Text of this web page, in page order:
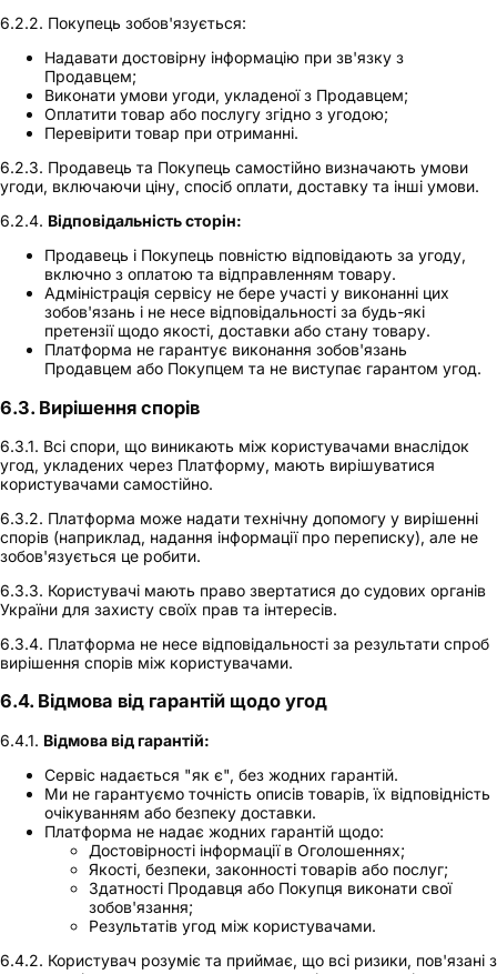
6.2.2. Покупець зобов'язується:
Надавати достовірну інформацію при зв'язку з
Продавцем;
Виконати умови угоди, укладеної з Продавцем;
Оплатити товар або послугу згідно з угодою;
Перевірити товар при отриманні.
6.2.3. Продавець та Покупець самостійно визначають умови
угоди, включаючи ціну, спосіб оплати, доставку та інші умови.
6.2.4. Відповідальність сторін:
Продавець і Покупець повністю відповідають за угоду,
включно з оплатою та відправленням товару.
Адміністрація сервісу не бере участі у виконанні цих
зобов'язань і не несе відповідальності за будь-які
претензії щодо якості, доставки або стану товару.
Платформа не гарантує виконання зобов'язань
Продавцем або Покупцем та не виступає гарантом угод.
6.3. Вирішення спорів
6.3.1. Всі спори, що виникають між користувачами внаслідок
угод, укладених через Платформу, мають вирішуватися
користувачами самостійно.
6.3.2. Платформа може надати технічну допомогу у вирішенні
спорів (наприклад, надання інформації про переписку), але не
зобов'язується це робити.
6.3.3. Користувачі мають право звертатися до судових органів
України для захисту своїх прав та інтересів.
6.3.4. Платформа не несе відповідальності за результати спроб
вирішення спорів між користувачами.
6.4. Відмова від гарантій щодо угод
6.4.1. Відмова від гарантій:
Сервіс надається "як є", без жодних гарантій.
Ми не гарантуємо точність описів товарів, їх відповідність
очікуванням або безпеку доставки.
Платформа не надає жодних гарантій щодо:
Достовірності інформації в Оголошеннях;
Якості, безпеки, законності товарів або послуг;
Здатності Продавця або Покупця виконати свої
зобов'язання;
Результатів угод між користувачами.
6.4.2. Користувач розуміє та приймає, що всі ризики, пов'язані з